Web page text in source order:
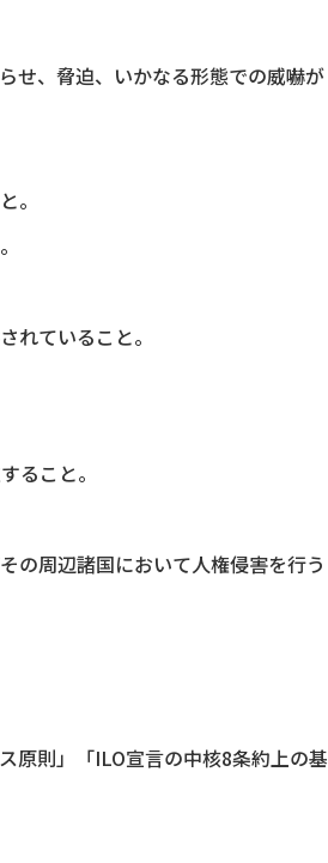
せ、脅迫、いかなる形態での威嚇が
。
れていること。
ること。
の周辺諸国において人権侵害を行う
原則」「ILO宣言の中核8条約上の基